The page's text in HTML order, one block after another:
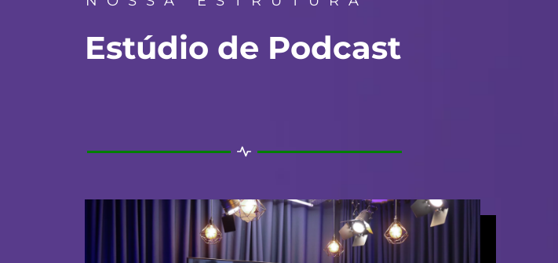
Estúdio de Podcast